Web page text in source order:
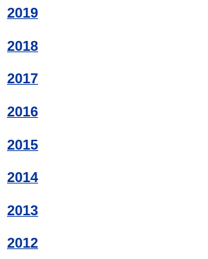
2019
2018
2017
2016
2015
2014
2013
2012